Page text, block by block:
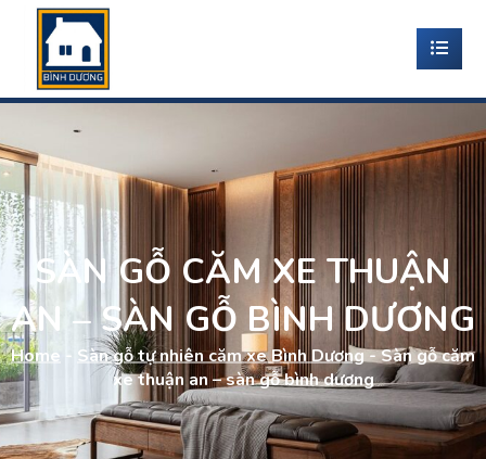
SÀN GỖ CĂM XE THUẬN
AN – SÀN GỖ BÌNH DƯƠNG
Home - Sàn gỗ tự nhiên căm xe Bình Dương-Sàn gỗ căm
xe thuận an – sàn gỗ bình dương